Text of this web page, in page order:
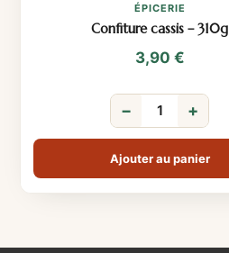
ÉPICERIE
Confiture cassis – 310g
3,90 €
− +
Ajouter au panier